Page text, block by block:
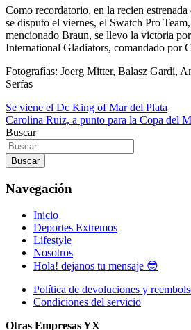
Como recordatorio, en la recien
se disputo el viernes, el Swatch Pro
mencionado Braun, se llevo la victoria
International Gladiators, comandado por
Fotografías: Joerg Mitter, Balasz Gardi,
Serfas
Navegación
de
entradas
Se viene el Dc King of Mar del Plata
Carolina Ruiz, a punto para la Copa del
Buscar
Buscar
Navegación
Inicio
Deportes Extremos
Lifestyle
Nosotros
Hola! dejanos tu mensaje 😎
Política de devoluciones y
Condiciones del servicio
Otras Empresas YX